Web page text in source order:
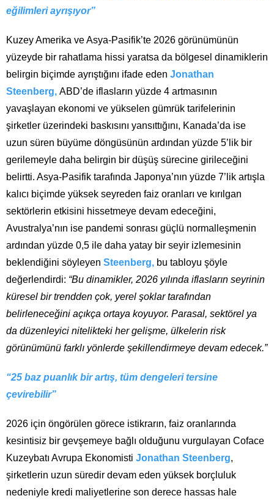
eğilimleri ayrışıyor”
Kuzey Amerika ve Asya-Pasifik’te 2026 görünümünün
yüzeyde bir rahatlama hissi yaratsa da bölgesel dinamiklerin
belirgin biçimde ayrıştığını ifade eden Jonathan
Steenberg, ABD’de iflasların yüzde 4 artmasının
yavaşlayan ekonomi ve yükselen gümrük tarifelerinin
şirketler üzerindeki baskısını yansıttığını, Kanada’da ise
uzun süren büyüme döngüsünün ardından yüzde 5’lik bir
gerilemeyle daha belirgin bir düşüş sürecine girileceğini
belirtti. Asya-Pasifik tarafında Japonya’nın yüzde 7’lik artışla
kalıcı biçimde yüksek seyreden faiz oranları ve kırılgan
sektörlerin etkisini hissetmeye devam edeceğini,
Avustralya’nın ise pandemi sonrası güçlü normalleşmenin
ardından yüzde 0,5 ile daha yatay bir seyir izlemesinin
beklendiğini söyleyen Steenberg, bu tabloyu şöyle
değerlendirdi: “Bu dinamikler, 2026 yılında iflasların seyrinin
küresel bir trendden çok, yerel şoklar tarafından
belirleneceğini açıkça ortaya koyuyor. Parasal, sektörel ya
da düzenleyici nitelikteki her gelişme, ülkelerin risk
görünümünü farklı yönlerde şekillendirmeye devam edecek.”
“25 baz puanlık bir artış, tüm dengeleri tersine
çevirebilir”
2026 için öngörülen görece istikrarın, faiz oranlarında
kesintisiz bir gevşemeye bağlı olduğunu vurgulayan Coface
Kuzeybatı Avrupa Ekonomisti Jonathan Steenberg,
şirketlerin uzun süredir devam eden yüksek borçluluk
nedeniyle kredi maliyetlerine son derece hassas hale